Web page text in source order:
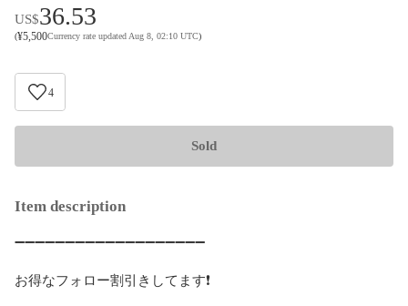
US$36.53
(¥5,500Currency rate updated Aug 8, 02:10 UTC)
4
Sold
Item description
➖➖➖➖➖➖➖➖➖➖➖➖➖➖➖➖➖➖➖
お得なフォロー割引きしてます❗️